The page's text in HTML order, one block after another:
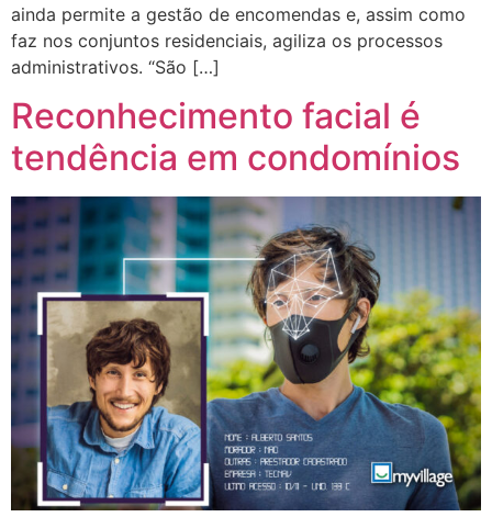
ainda permite a gestão de encomendas e, assim como
faz nos conjuntos residenciais, agiliza os processos
administrativos. “São […]
Reconhecimento facial é
tendência em condomínios